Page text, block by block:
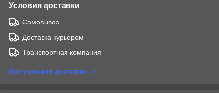
Условия доставки
Самовывоз
Доставка курьером
Транспортная компания
Все условия доставки